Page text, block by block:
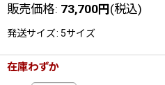
販売価格: 73,700円(税込)
発送サイズ: 5サイズ
在庫わずか